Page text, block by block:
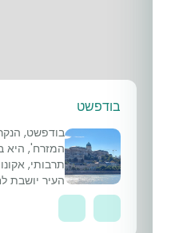
בודפשט
בודפשט,
המזרח', היא
תרבותי,
העיר יושבת